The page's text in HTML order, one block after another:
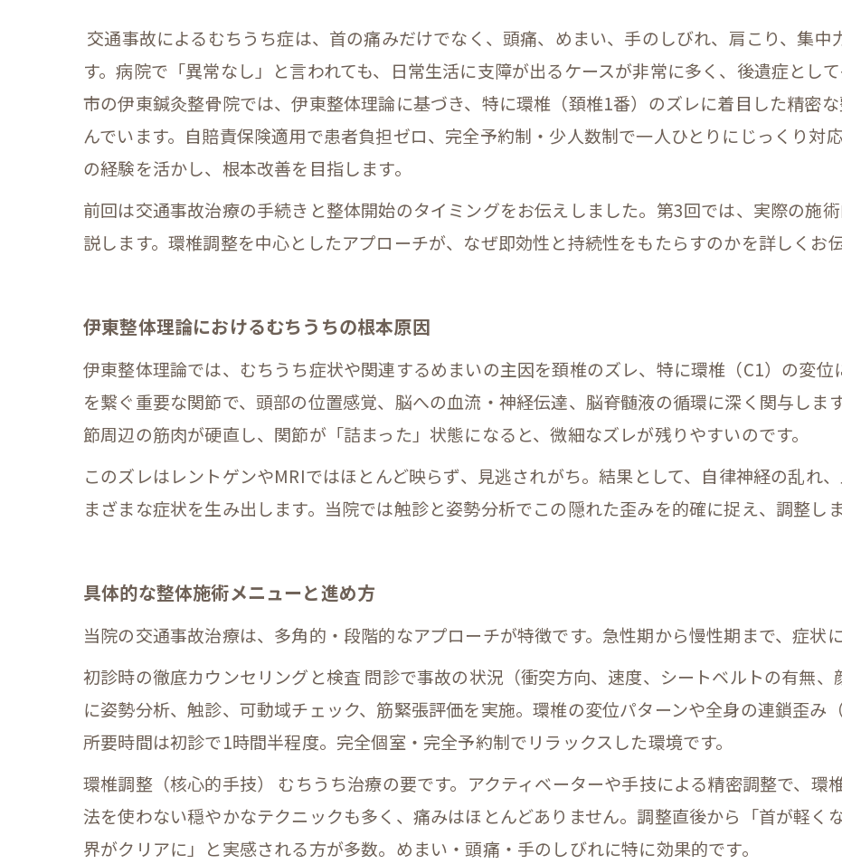
交通事故によるむちうち症は、首の痛みだけでなく、頭痛、めまい、手のしびれ、肩こり、集
す。病院で「異常なし」と言われても、日常生活に支障が出るケースが非常に多く、後遺症とし
市の伊東鍼灸整骨院では、伊東整体理論に基づき、特に環椎（頚椎1番）のズレに着目した精密
んでいます。自賠責保険適用で患者負担ゼロ、完全予約制・少人数制で一人ひとりにじっくり対
の経験を活かし、根本改善を目指します。
前回は交通事故治療の手続きと整体開始のタイミングをお伝えしました。第3回では、実際の施
説します。環椎調整を中心としたアプローチが、なぜ即効性と持続性をもたらすのかを詳しくお伝
伊東整体理論におけるむちうちの根本原因
伊東整体理論では、むちうち症状や関連するめまいの主因を頚椎のズレ、特に環椎（C1）の変
を繋ぐ重要な関節で、頭部の位置感覚、脳への血流・神経伝達、脳脊髄液の循環に深く関与しま
節周辺の筋肉が硬直し、関節が「詰まった」状態になると、微細なズレが残りやすいのです。
このズレはレントゲンやMRIではほとんど映らず、見逃されがち。結果として、自律神経の乱れ
まざまな症状を生み出します。当院では触診と姿勢分析でこの隠れた歪みを的確に捉え、調整しま
具体的な整体施術メニューと進め方
当院の交通事故治療は、多角的・段階的なアプローチが特徴です。急性期から慢性期まで、症状
初診時の徹底カウンセリングと検査 問診で事故の状況（衝突方向、速度、シートベルトの有無
に姿勢分析、触診、可動域チェック、筋緊張評価を実施。環椎の変位パターンや全身の連鎖歪み
所要時間は初診で1時間半程度。完全個室・完全予約制でリラックスした環境です。
環椎調整（核心的手技） むちうち治療の要です。アクティベーターや手技による精密調整で、環
法を使わない穏やかなテクニックも多く、痛みはほとんどありません。調整直後から「首が軽く
界がクリアに」と実感される方が多数。めまい・頭痛・手のしびれに特に効果的です。